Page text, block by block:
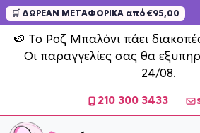
🛒 ΔΩΡΕΑΝ ΜΕΤΑΦΟΡΙΚΑ από €95,00
🍉 Το Ροζ Μπαλόνι πάει
Οι παραγγελίες σας θα
24/08.
Skip to content
210 300 3433